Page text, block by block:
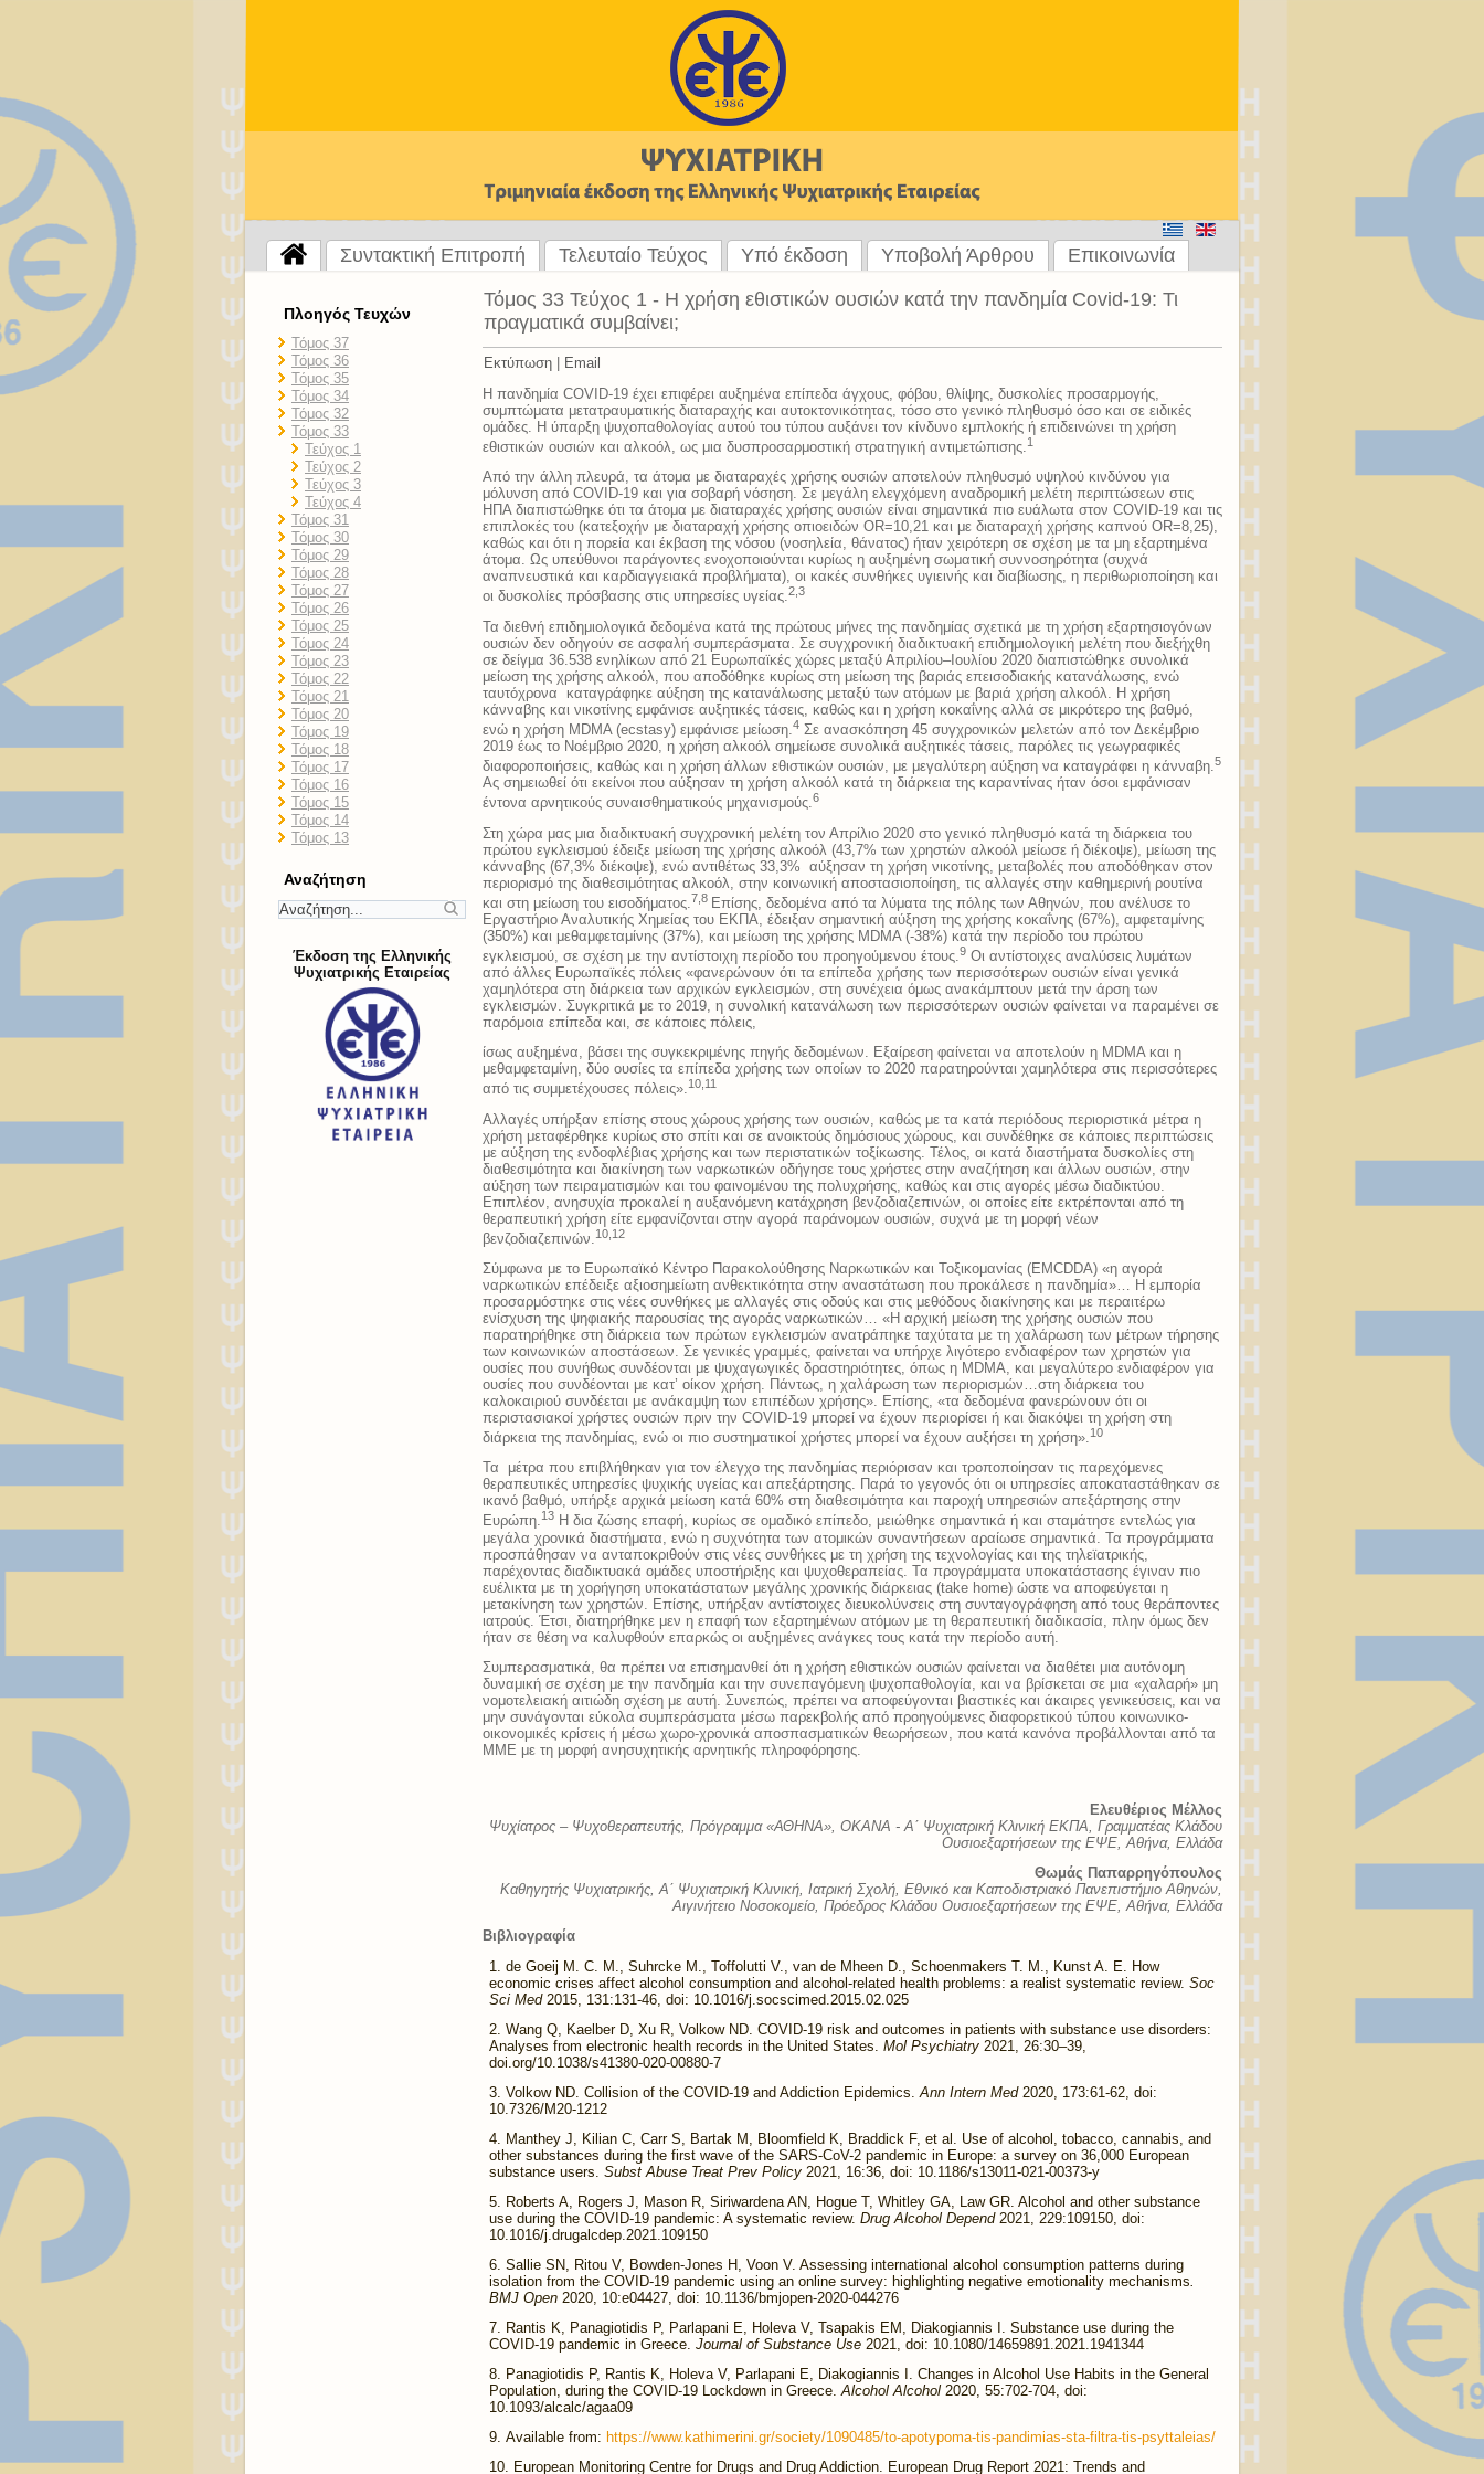
Συντακτική Επιτροπή Τελευταίο Τεύχος Υπό έκδοση Υποβολή Άρθρου Επικοινωνία
Πλοηγός Τευχών
Τόμος 37
Τόμος 36
Τόμος 35
Τόμος 34
Τόμος 32
Τόμος 33
Τεύχος 1
Τεύχος 2
Τεύχος 3
Τεύχος 4
Τόμος 31
Τόμος 30
Τόμος 29
Τόμος 28
Τόμος 27
Τόμος 26
Τόμος 25
Τόμος 24
Τόμος 23
Τόμος 22
Τόμος 21
Τόμος 20
Τόμος 19
Τόμος 18
Τόμος 17
Τόμος 16
Τόμος 15
Τόμος 14
Τόμος 13
Αναζήτηση
Έκδοση της Ελληνικής
Ψυχιατρικής Εταιρείας
Τόμος 33 Τεύχος 1 - Η χρήση εθιστικών ουσιών κατά την πανδημία Covid-19: Τι
πραγματικά συμβαίνει;
Εκτύπωση
Email
Η πανδημία COVID-19 έχει επιφέρει αυξημένα επίπεδα άγχους, φόβου, θλίψης, δυσκολίες προσαρμογής,
συμπτώματα μετατραυματικής διαταραχής και αυτοκτονικότητας, τόσο στο γενικό πληθυσμό όσο και σε ειδικές
ομάδες. Η ύπαρξη ψυχοπαθολογίας αυτού του τύπου αυξάνει τον κίνδυνο εμπλοκής ή επιδεινώνει τη χρήση
εθιστικών ουσιών και αλκοόλ, ως μια δυσπροσαρμοστική στρατηγική αντιμετώπισης.1
Από την άλλη πλευρά, τα άτομα με διαταραχές χρήσης ουσιών αποτελούν πληθυσμό υψηλού κινδύνου για
μόλυνση από COVID-19 και για σοβαρή νόσηση. Σε μεγάλη ελεγχόμενη αναδρομική μελέτη περιπτώσεων στις
ΗΠΑ διαπιστώθηκε ότι τα άτομα με διαταραχές χρήσης ουσιών είναι σημαντικά πιο ευάλωτα στον COVID-19 και τις
επιπλοκές του (κατεξοχήν με διαταραχή χρήσης οπιοειδών OR=10,21 και με διαταραχή χρήσης καπνού OR=8,25),
καθώς και ότι η πορεία και έκβαση της νόσου (νοσηλεία, θάνατος) ήταν χειρότερη σε σχέση με τα μη εξαρτημένα
άτομα. Ως υπεύθυνοι παράγοντες ενοχοποιούνται κυρίως η αυξημένη σωματική συννοσηρότητα (συχνά
αναπνευστικά και καρδιαγγειακά προβλήματα), οι κακές συνθήκες υγιεινής και διαβίωσης, η περιθωριοποίηση και
οι δυσκολίες πρόσβασης στις υπηρεσίες υγείας.2,3
Τα διεθνή επιδημιολογικά δεδομένα κατά της πρώτους μήνες της πανδημίας σχετικά με τη χρήση εξαρτησιογόνων
ουσιών δεν οδηγούν σε ασφαλή συμπεράσματα. Σε συγχρονική διαδικτυακή επιδημιολογική μελέτη που διεξήχθη
σε δείγμα 36.538 ενηλίκων από 21 Ευρωπαϊκές χώρες μεταξύ Απριλίου–Ιουλίου 2020 διαπιστώθηκε συνολικά
μείωση της χρήσης αλκοόλ, που αποδόθηκε κυρίως στη μείωση της βαριάς επεισοδιακής κατανάλωσης, ενώ
ταυτόχρονα καταγράφηκε αύξηση της κατανάλωσης μεταξύ των ατόμων με βαριά χρήση αλκοόλ. Η χρήση
κάνναβης και νικοτίνης εμφάνισε αυξητικές τάσεις, καθώς και η χρήση κοκαΐνης αλλά σε μικρότερο της βαθμό,
ενώ η χρήση MDMA (ecstasy) εμφάνισε μείωση. 4 Σε ανασκόπηση 45 συγχρονικών μελετών από τον Δεκέμβριο
2019 έως το Νοέμβριο 2020, η χρήση αλκοόλ σημείωσε συνολικά αυξητικές τάσεις, παρόλες τις γεωγραφικές
διαφοροποιήσεις, καθώς και η χρήση άλλων εθιστικών ουσιών, με μεγαλύτερη αύξηση να καταγράφει η κάνναβη.5
Ας σημειωθεί ότι εκείνοι που αύξησαν τη χρήση αλκοόλ κατά τη διάρκεια της καραντίνας ήταν όσοι εμφάνισαν
έντονα αρνητικούς συναισθηματικούς μηχανισμούς.6
Στη χώρα μας μια διαδικτυακή συγχρονική μελέτη τον Απρίλιο 2020 στο γενικό πληθυσμό κατά τη διάρκεια του
πρώτου εγκλεισμού έδειξε μείωση της χρήσης αλκοόλ (43,7% των χρηστών αλκοόλ μείωσε ή διέκοψε), μείωση της
κάνναβης (67,3% διέκοψε), ενώ αντιθέτως 33,3% αύξησαν τη χρήση νικοτίνης, μεταβολές που αποδόθηκαν στον
περιορισμό της διαθεσιμότητας αλκοόλ, στην κοινωνική αποστασιοποίηση, τις αλλαγές στην καθημερινή ρουτίνα
και στη μείωση του εισοδήματος. 7,8 Επίσης, δεδομένα από τα λύματα της πόλης των Αθηνών, που ανέλυσε το
Εργαστήριο Αναλυτικής Χημείας του ΕΚΠΑ, έδειξαν σημαντική αύξηση της χρήσης κοκαΐνης (67%), αμφεταμίνης
(350%) και μεθαμφεταμίνης (37%), και μείωση της χρήσης MDMA (-38%) κατά την περίοδο του πρώτου
εγκλεισμού, σε σχέση με την αντίστοιχη περίοδο του προηγούμενου έτους.9 Οι αντίστοιχες αναλύσεις λυμάτων
από άλλες Ευρωπαϊκές πόλεις «φανερώνουν ότι τα επίπεδα χρήσης των περισσότερων ουσιών είναι γενικά
χαμηλότερα στη διάρκεια των αρχικών εγκλεισμών, στη συνέχεια όμως ανακάμπτουν μετά την άρση των
εγκλεισμών. Συγκριτικά με το 2019, η συνολική κατανάλωση των περισσότερων ουσιών φαίνεται να παραμένει σε
παρόμοια επίπεδα και, σε κάποιες πόλεις,
ίσως αυξημένα, βάσει της συγκεκριμένης πηγής δεδομένων. Εξαίρεση φαίνεται να αποτελούν η MDMA και η
μεθαμφεταμίνη, δύο ουσίες τα επίπεδα χρήσης των οποίων το 2020 παρατηρούνται χαμηλότερα στις περισσότερες
από τις συμμετέχουσες πόλεις».10,11
Αλλαγές υπήρξαν επίσης στους χώρους χρήσης των ουσιών, καθώς με τα κατά περιόδους περιοριστικά μέτρα η
χρήση μεταφέρθηκε κυρίως στο σπίτι και σε ανοικτούς δημόσιους χώρους, και συνδέθηκε σε κάποιες περιπτώσεις
με αύξηση της ενδοφλέβιας χρήσης και των περιστατικών τοξίκωσης. Τέλος, οι κατά διαστήματα δυσκολίες στη
διαθεσιμότητα και διακίνηση των ναρκωτικών οδήγησε τους χρήστες στην αναζήτηση και άλλων ουσιών, στην
αύξηση των πειραματισμών και του φαινομένου της πολυχρήσης, καθώς και στις αγορές μέσω διαδικτύου.
Επιπλέον, ανησυχία προκαλεί η αυξανόμενη κατάχρηση βενζοδιαζεπινών, οι οποίες είτε εκτρέπονται από τη
θεραπευτική χρήση είτε εμφανίζονται στην αγορά παράνομων ουσιών, συχνά με τη μορφή νέων
βενζοδιαζεπινών. 10,12
Σύμφωνα με το Ευρωπαϊκό Κέντρο Παρακολούθησης Ναρκωτικών και Τοξικομανίας (EMCDDA) «η αγορά
ναρκωτικών επέδειξε αξιοσημείωτη ανθεκτικότητα στην αναστάτωση που προκάλεσε η πανδημία»… Η εμπορία
προσαρμόστηκε στις νέες συνθήκες με αλλαγές στις οδούς και στις μεθόδους διακίνησης και με περαιτέρω
ενίσχυση της ψηφιακής παρουσίας της αγοράς ναρκωτικών… «Η αρχική μείωση της χρήσης ουσιών που
παρατηρήθηκε στη διάρκεια των πρώτων εγκλεισμών ανατράπηκε ταχύτατα με τη χαλάρωση των μέτρων τήρησης
των κοινωνικών αποστάσεων. Σε γενικές γραμμές, φαίνεται να υπήρχε λιγότερο ενδιαφέρον των χρηστών για
ουσίες που συνήθως συνδέονται με ψυχαγωγικές δραστηριότητες, όπως η MDMA, και μεγαλύτερο ενδιαφέρον για
ουσίες που συνδέονται με κατ’ οίκον χρήση. Πάντως, η χαλάρωση των περιορισμών…στη διάρκεια του
καλοκαιριού συνδέεται με ανάκαμψη των επιπέδων χρήσης». Επίσης, «τα δεδομένα φανερώνουν ότι οι
περιστασιακοί χρήστες ουσιών πριν την COVID-19 μπορεί να έχουν περιορίσει ή και διακόψει τη χρήση στη
διάρκεια της πανδημίας, ενώ οι πιο συστηματικοί χρήστες μπορεί να έχουν αυξήσει τη χρήση».10
Τα μέτρα που επιβλήθηκαν για τον έλεγχο της πανδημίας περιόρισαν και τροποποίησαν τις παρεχόμενες
θεραπευτικές υπηρεσίες ψυχικής υγείας και απεξάρτησης. Παρά το γεγονός ότι οι υπηρεσίες αποκαταστάθηκαν σε
ικανό βαθμό, υπήρξε αρχικά μείωση κατά 60% στη διαθεσιμότητα και παροχή υπηρεσιών απεξάρτησης στην
Ευρώπη.13 Η δια ζώσης επαφή, κυρίως σε ομαδικό επίπεδο, μειώθηκε σημαντικά ή και σταμάτησε εντελώς για
μεγάλα χρονικά διαστήματα, ενώ η συχνότητα των ατομικών συναντήσεων αραίωσε σημαντικά. Τα προγράμματα
προσπάθησαν να ανταποκριθούν στις νέες συνθήκες με τη χρήση της τεχνολογίας και της τηλεϊατρικής,
παρέχοντας διαδικτυακά ομάδες υποστήριξης και ψυχοθεραπείας. Τα προγράμματα υποκατάστασης έγιναν πιο
ευέλικτα με τη χορήγηση υποκατάστατων μεγάλης χρονικής διάρκειας (take home) ώστε να αποφεύγεται η
μετακίνηση των χρηστών. Επίσης, υπήρξαν αντίστοιχες διευκολύνσεις στη συνταγογράφηση από τους θεράποντες
ιατρούς. Έτσι, διατηρήθηκε μεν η επαφή των εξαρτημένων ατόμων με τη θεραπευτική διαδικασία, πλην όμως δεν
ήταν σε θέση να καλυφθούν επαρκώς οι αυξημένες ανάγκες τους κατά την περίοδο αυτή.
Συμπερασματικά, θα πρέπει να επισημανθεί ότι η χρήση εθιστικών ουσιών φαίνεται να διαθέτει μια αυτόνομη
δυναμική σε σχέση με την πανδημία και την συνεπαγόμενη ψυχοπαθολογία, και να βρίσκεται σε μια «χαλαρή» μη
νομοτελειακή αιτιώδη σχέση με αυτή. Συνεπώς, πρέπει να αποφεύγονται βιαστικές και άκαιρες γενικεύσεις, και να
μην συνάγονται εύκολα συμπεράσματα μέσω παρεκβολής από προηγούμενες διαφορετικού τύπου κοινωνικο-
οικονομικές κρίσεις ή μέσω χωρο-χρονικά αποσπασματικών θεωρήσεων, που κατά κανόνα προβάλλονται από τα
ΜΜΕ με τη μορφή ανησυχητικής αρνητικής πληροφόρησης.
Ελευθέριος Μέλλος
Ψυχίατρος – Ψυχοθεραπευτής Πρόγραμμα «ΑΘΗΝΑ», ΟΚΑΝΑ - Α΄ Ψυχιατρική Κλινική ΕΚΠΑ, Γραμματέας Κλάδου
Ουσιοεξαρτήσεων της ΕΨΕ, Αθήνα, Ελλάδα
Θωμάς Παπαρρηγόπουλος
Καθηγητής Ψυχιατρικής, Α΄ Ψυχιατρική Κλινική, Ιατρική Σχολή, Εθνικό και Καποδιστριακό Πανεπιστήμιο Αθηνών,
Αιγινήτειο Νοσοκομείο, Πρόεδρος Κλάδου Ουσιοεξαρτήσεων της ΕΨΕ, Αθήνα, Ελλάδα
Βιβλιογραφία
de Goeij M. C. M., Suhrcke M., Toffolutti V., van de Mheen D., Schoenmakers T. M., Kunst A. E. How
economic crises affect alcohol consumption and alcohol-related health problems: a realist systematic review. Soc
Sci Med2015, 131:131-46, doi: 10.1016/j.socscimed.2015.02.025
Wang Q, Kaelber D, Xu R, Volkow ND. COVID-19 risk and outcomes in patients with substance use disorders:
Analyses from electronic health records in the United States. Mol Psychiatry 2021, 26:30–39,
doi.org/10.1038/s41380-020-00880-7
Volkow ND. Collision of the COVID-19 and Addiction Epidemics. Ann Intern Med2020, 173:61-62, doi:
10.7326/M20-1212
Manthey J, Kilian C, Carr S, Bartak M, Bloomfield K, Braddick F, et al. Use of alcohol, tobacco, cannabis, and
other substances during the first wave of the SARS-CoV-2 pandemic in Europe: a survey on 36,000 European
substance users. Subst Abuse Treat Prev Policy 2021, 16:36, doi: 10.1186/s13011-021-00373-y
Roberts A, Rogers J, Mason R, Siriwardena AN, Hogue T, Whitley GA, Law GR. Alcohol and other substance
use during the COVID-19 pandemic: A systematic review. Drug Alcohol Depend 2021, 229:109150, doi:
10.1016/j.drugalcdep.2021.109150
Sallie SN, Ritou V, Bowden-Jones H, Voon V. Assessing international alcohol consumption patterns during
isolation from the COVID-19 pandemic using an online survey: highlighting negative emotionality mechanisms
BMJ Open 2020, 10:e04427, doi: 10.1136/bmjopen-2020-044276
Rantis K, Panagiotidis P, Parlapani E, Holeva V, Tsapakis EM, Diakogiannis I. Substance use during the
COVID-19 pandemic in Greece. Journal of Substance Use 2021, doi: 10.1080/14659891.2021.1941344
Panagiotidis P, Rantis K, Holeva V, Parlapani E, Diakogiannis I. Changes in Alcohol Use Habits in the General
Population, during the COVID-19 Lockdown in Greece. Alcohol Alcohol 2020, 55:702-704, doi:
10.1093/alcalc/agaa09
Available from: https://www.kathimerini.gr/society/1090485/to-apotypoma-tis-pandimias-sta-filtra-tis-psyttaleias/
European Monitoring Centre for Drugs and Drug Addiction. European Drug Report 2021: Trends and